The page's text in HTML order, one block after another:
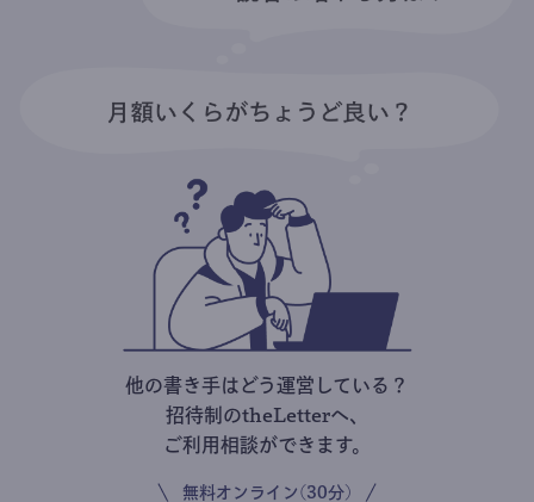
他の書き手はどう運営している？
招待制のtheLetterへ、
ご利用相談ができます。
無料オンライン(30分)